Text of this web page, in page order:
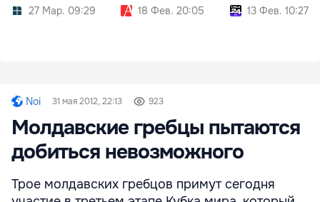
27 Мар. 09:29
18 Фев. 20:05
13 Фев. 10:27
Noi 31 мая 2012, 22:13 923
Молдавские гребцы пытаются
добиться невозможного
Трое молдавских гребцов примут сегодня